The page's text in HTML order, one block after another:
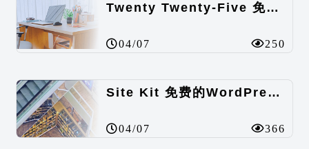
Twenty Twenty-Five 免费的WordPress内容主题
04/07 250
Site Kit 免费的WordPress数据统计插件
04/07 366